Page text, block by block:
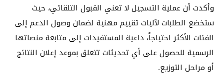
وأكدت أن عملية التسجيل لا تعني القبول التلقائي، حيث
ستخضع الطلبات لآليات تقييم مهنية لضمان وصول الدعم إلى
الفئات الأكثر احتياجاً، داعية المستفيدات إلى متابعة منصاتها
الرسمية للحصول على أي تحديثات تتعلق بموعد إعلان النتائج
أو مراحل التوزيع.